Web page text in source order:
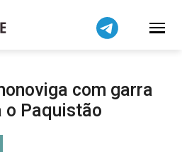
com garra
Paquistão